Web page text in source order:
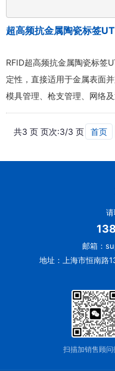
超高频抗金属陶瓷标签
RFID超高频抗金属陶瓷标签
定性，直接适用于金属表面
模具管理、枪支管理、网络
共3 页 页次:3/3 页 首页
邮箱：
地址：上海市恒南路
扫描加销售顾问